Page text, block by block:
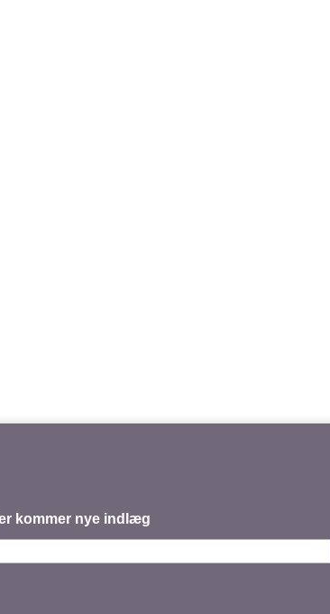
kommer nye indlæg